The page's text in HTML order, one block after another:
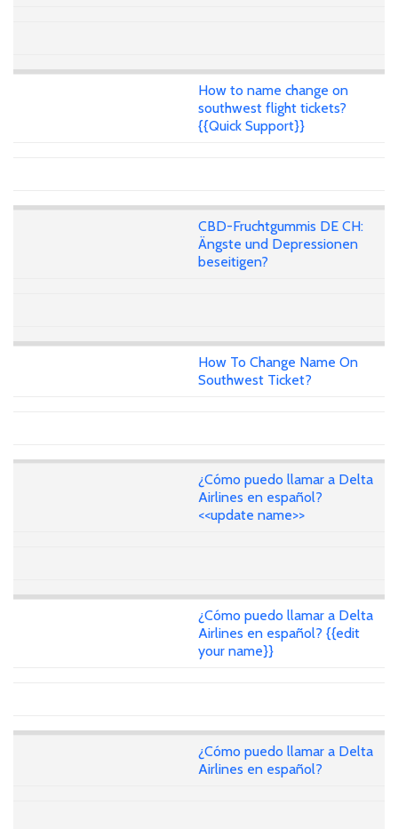
How to name change on
southwest flight tickets?
{{Quick Support}}
CBD-Fruchtgummis DE CH:
Ängste und Depressionen
beseitigen?
How To Change Name On
Southwest Ticket?
¿Cómo puedo llamar a Delta
Airlines en español?
<<update name>>
¿Cómo puedo llamar a Delta
Airlines en español? {{edit
your name}}
¿Cómo puedo llamar a Delta
Airlines en español?